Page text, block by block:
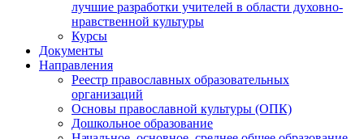
лучшие разработки учителей в области духовно-
нравственной культуры
Курсы
Документы
Направления
Реестр православных образовательных
организаций
Основы православной культуры (ОПК)
Дошкольное образование